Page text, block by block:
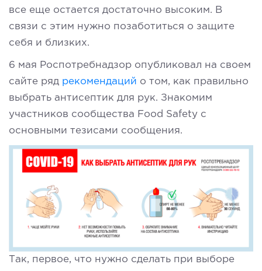
все еще остается достаточно высоким. В
связи с этим нужно позаботиться о защите
себя и близких.
6 мая Роспотребнадзор опубликовал на своем
сайте ряд рекомендаций о том, как правильно
выбрать антисептик для рук. Знакомим
участников сообщества Food Safety с
основными тезисами сообщения.
Так, первое, что нужно сделать при выборе